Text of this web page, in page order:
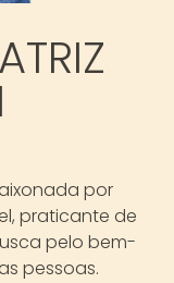
por
praticante de
pelo bem-
pessoas.